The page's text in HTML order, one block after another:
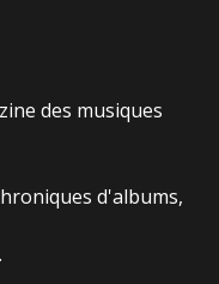
des musiques
d'albums,